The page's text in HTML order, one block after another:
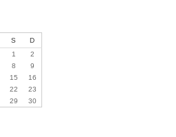
S
D
1
2
8
9
15
16
22
23
29 30